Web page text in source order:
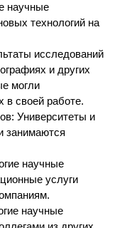
научные
технологий на
исследований
и других
могли
в своей работе.
Университеты и
занимаются
научные
услуги
научные